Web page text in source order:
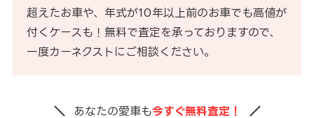
超えたお車や、年式が10年以上前のお車でも高値が
付くケースも！無料で査定を承っておりますので、
一度カーネクストにご相談ください。
あなたの愛車も今すぐ無料査定！